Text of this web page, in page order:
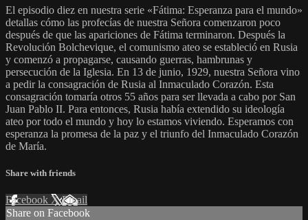
El episodio diez en nuestra serie «Fátima: Esperanza para el mundo»
detallas cómo las profecías de nuestra Señora comenzaron poco
después de que las apariciones de Fátima terminaron. Después la
Revolución Bolchevique, el comunismo ateo se estableció en Rusia
y comenzó a propagarse, causando guerras, hambrunas y
persecución de la Iglesia. En 13 de junio, 1929, nuestra Señora vino
a pedir la consagración de Rusia al Inmaculado Corazón. Esta
consagración tomaría otros 55 años para ser llevada a cabo por San
Juan Pablo II. Para entonces, Rusia había extendido su ideología
ateo por todo el mundo y hoy lo estamos viviendo. Esperamos con
esperanza la promesa de la paz y el triunfo del Inmaculado Corazón
de María.
Share with friends
Facebook XEmail
Share on Facebook